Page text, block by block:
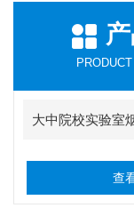
大中院校实验室
查